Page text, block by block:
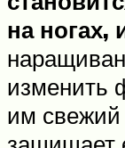
на ногах,
изменить
им свежий